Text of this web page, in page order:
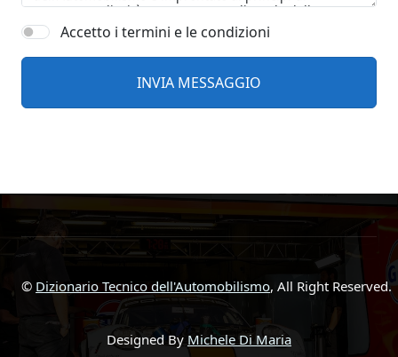
Accetto i termini e le condizioni
© Dizionario Tecnico dell'Automobilismo, All Right Reserved.
Designed By Michele Di Maria